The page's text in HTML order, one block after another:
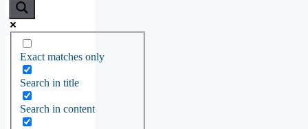
Exact matches only
Search in title
Search in content